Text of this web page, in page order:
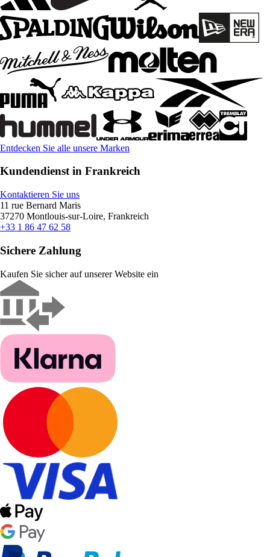
Entdecken Sie alle unsere Marken
Kundendienst in Frankreich
Kontaktieren Sie uns
11 rue Bernard Maris
37270 Montlouis-sur-Loire, Frankreich
+33 1 86 47 62 58
Sichere Zahlung
Kaufen Sie sicher auf unserer Website ein